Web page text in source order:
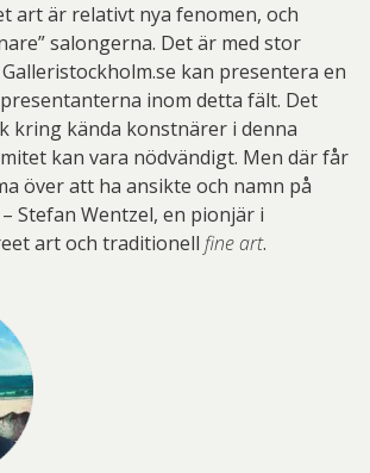
art är relativt nya fenomen, och
salongerna. Det är med stor
kan presentera en
inom detta fält. Det
kring kända konstnärer i denna
kan vara nödvändigt. Men där får
över att ha ansikte och namn på
Stefan Wentzel, en pionjär i
art och traditionell fine art.